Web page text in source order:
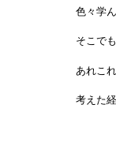
色々学
そこで
あれこ
考えた